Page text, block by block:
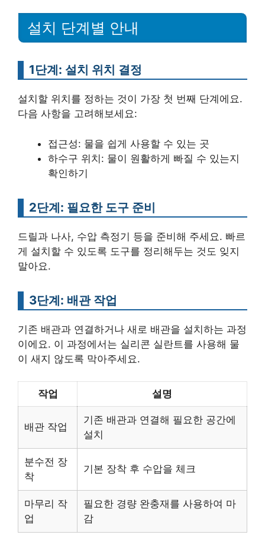
설치 단계별 안내
1단계: 설치 위치 결정
설치할 위치를 정하는 것이 가장 첫 번째 단계에요.
다음 사항을 고려해보세요:
접근성: 물을 쉽게 사용할 수 있는 곳
하수구 위치: 물이 원활하게 빠질 수 있는지
확인하기
2단계: 필요한 도구 준비
드릴과 나사, 수압 측정기 등을 준비해 주세요. 빠르
게 설치할 수 있도록 도구를 정리해두는 것도 잊지
말아요.
3단계: 배관 작업
기존 배관과 연결하거나 새로 배관을 설치하는 과정
이에요. 이 과정에서는 실리콘 실란트를 사용해 물
이 새지 않도록 막아주세요.
작업 설명
배관 작업
기존 배관과 연결해 필요한 공간에
설치
분수전 장
착
기본 장착 후 수압을 체크
마무리 작
업
필요한 경량 완충재를 사용하여 마
감